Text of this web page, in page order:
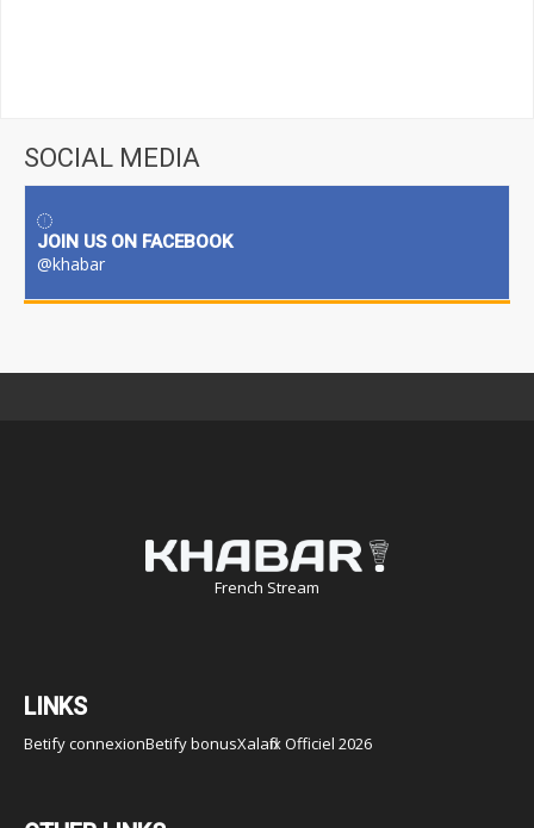
SOCIAL MEDIA
JOIN US ON FACEBOOK
@khabar
French Stream
LINKS
Betify connexionBetify bonusXalaflix Officiel 2026